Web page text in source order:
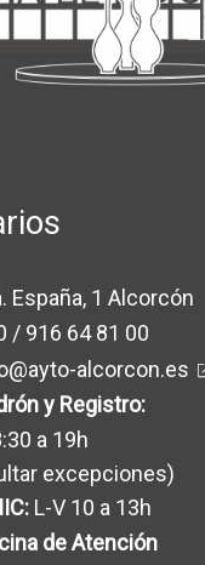
España, 1 Alcorcón
/ 916 64 81 00
alcorcon.es
y Registro:
a 19h
excepciones)
L-V 10 a 13h
de Atención